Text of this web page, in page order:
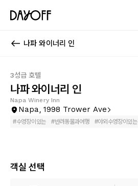
나파 와이너리 인
3성급 호텔
나파 와이너리 인
Napa Winery Inn
Napa, 1998 Trower Ave
#수영장이있는 #반려동물과여행 #야외수영장이있는
객실 선택